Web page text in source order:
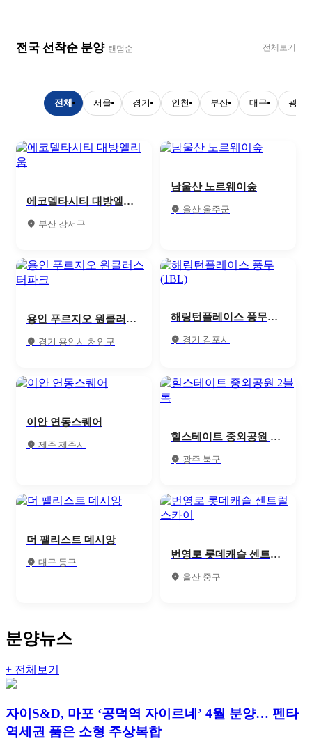
전국 선착순 분양 랜덤순 + 전체보기
전체 서울 경기 인천 부산 대구 광주
에코델타시티 대방엘리
부산 강서구
남울산 노르웨이숲
울산 울주군
용인 푸르지오 원클러스
경기 용인시 처인구
해링턴플레이스 풍무
경기 김포시
이안 연동스퀘어
제주 제주시
힐스테이트 중외공원 2
광주 북구
더 팰리스트 데시앙
대구 동구
번영로 롯데캐슬 센트럴
울산 중구
분양뉴스
+ 전체보기
자이S&D, 마포 ‘공덕역 자이르네’ 4월 분양… 펜타
역세권 품은 소형 주상복합